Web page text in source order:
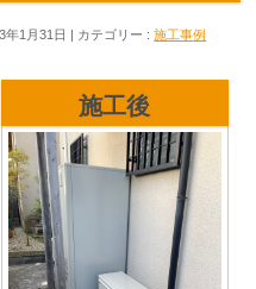
年1月31日 カテゴリー :施工事例
施工後